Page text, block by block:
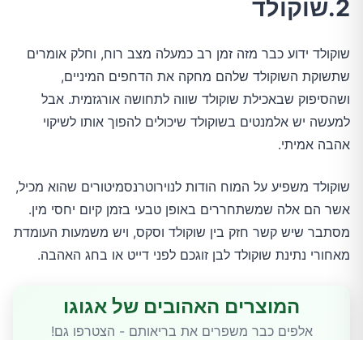
2.שוקולד
שוקולד ידוע כבר מזה זמן רב כמעלה מצב רוח, וחלק אומרים
שתשוקת השוקולד שלהם מחקה את הדחפים המיניים,
ושהסיפוק שבאכילת שוקולד שווה לתחושה אורגזמית. אבל
למעשה יש אלמנטים בשוקולד שיכולים להפוך אותו לשיקוי
אהבה אמיתי.
שוקולד משפיע על המוח הודות לנוירוטרנסמיטורים שהוא מכיל,
אשר הם אלה שמשתחררים באופן טבעי בזמן קיום יחסי מין.
מסתבר שיש קשר חזק בין שוקולד וסקס, ויש משמעות העומדת
מאחורי נתינת שוקולד לבן זוגכם לפני דייט או בחג האהבה.
המוצרים האהובים של אגוגו
אלפים כבר משפרים את בריאותם - הצטרפו גם!